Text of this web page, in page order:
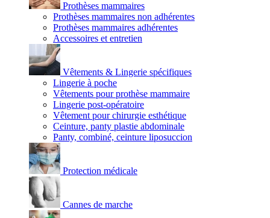
Prothèses mammaires
Prothèses mammaires non adhérentes
Prothèses mammaires adhérentes
Accessoires et entretien
Vêtements & Lingerie spécifiques
Lingerie à poche
Vêtements pour prothèse mammaire
Lingerie post-opératoire
Vêtement pour chirurgie esthétique
Ceinture, panty plastie abdominale
Panty, combiné, ceinture liposuccion
Protection médicale
Cannes de marche